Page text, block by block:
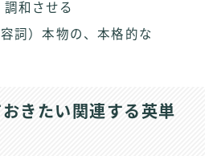
和させる
詞）本物の、本格的な
きたい関連する英単